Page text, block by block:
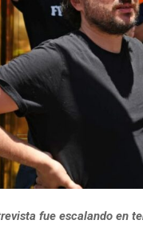
fue escalando en